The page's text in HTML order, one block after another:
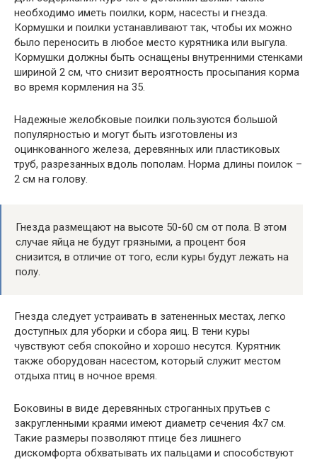
необходимо иметь поилки, корм, насесты и гнезда.
Кормушки и поилки устанавливают так, чтобы их можно
было переносить в любое место курятника или выгула.
Кормушки должны быть оснащены внутренними стенками
шириной 2 см, что снизит вероятность просыпания корма
во время кормления на 35.
Надежные желобковые поилки пользуются большой
популярностью и могут быть изготовлены из
оцинкованного железа, деревянных или пластиковых
труб, разрезанных вдоль пополам. Норма длины поилок –
2 см на голову.
Гнезда размещают на высоте 50-60 см от пола. В этом
случае яйца не будут грязными, а процент боя
снизится, в отличие от того, если куры будут лежать на
полу.
Гнезда следует устраивать в затененных местах, легко
доступных для уборки и сбора яиц. В тени куры
чувствуют себя спокойно и хорошо несутся. Курятник
также оборудован насестом, который служит местом
отдыха птиц в ночное время.
Боковины в виде деревянных строганных прутьев с
закругленными краями имеют диаметр сечения 4х7 см.
Такие размеры позволяют птице без лишнего
дискомфорта обхватывать их пальцами и способствуют